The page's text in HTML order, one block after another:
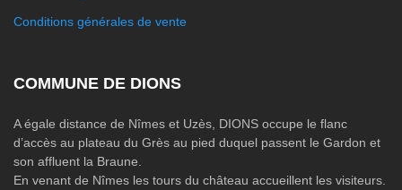
Conditions générales de vente
COMMUNE DE DIONS
A égale distance de Nîmes et Uzès, DIONS occupe le flanc
d’accès au plateau du Grès au pied duquel passent le Gardon et
son affluent la Braune.
En venant de Nîmes les tours du château accueillent les visiteurs.